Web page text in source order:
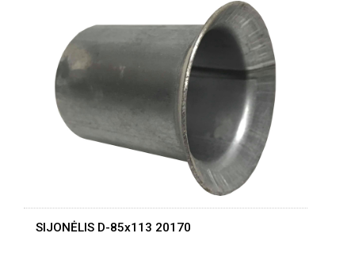
SIJONĖLIS D-85x113 20170